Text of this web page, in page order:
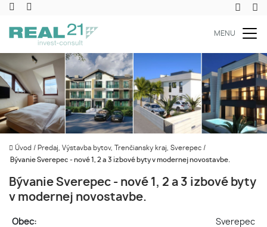
MENU
Úvod / Predaj, Výstavba bytov, Trenčiansky kraj, Sverepec /
Bývanie Sverepec - nové 1, 2 a 3 izbové byty v modernej novostavbe.
Bývanie Sverepec - nové 1, 2 a 3 izbové byty
v modernej novostavbe.
Obec:
Sverepec